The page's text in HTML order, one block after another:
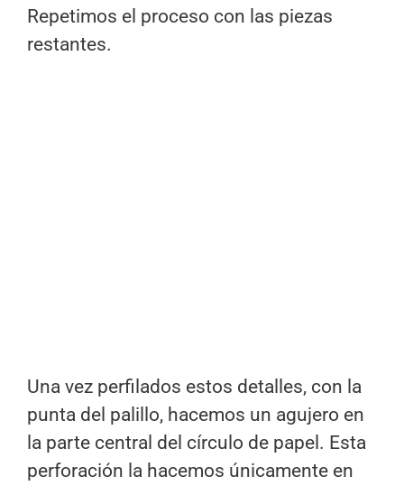
Repetimos el proceso con las piezas
restantes.
Una vez perfilados estos detalles, con la
punta del palillo, hacemos un agujero en
la parte central del círculo de papel. Esta
perforación la hacemos únicamente en